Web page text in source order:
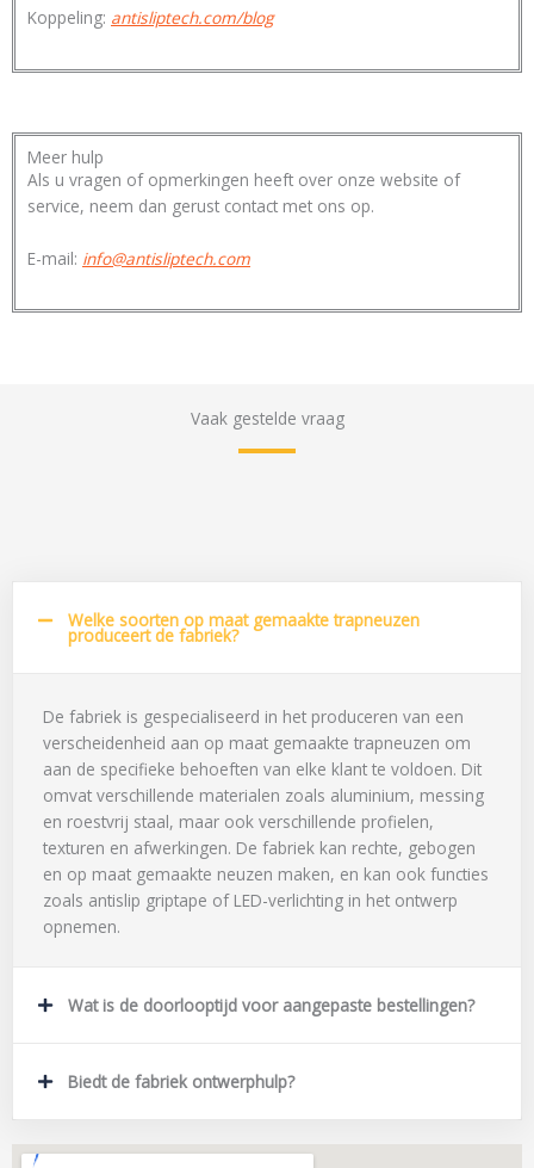
Koppeling: antisliptech.com/blog
Meer hulp
Als u vragen of opmerkingen heeft over onze website of
service, neem dan gerust contact met ons op.
E-mail: info@antisliptech.com
Vaak gestelde vraag
Welke soorten op maat gemaakte trapneuzen
produceert de fabriek?
De fabriek is gespecialiseerd in het produceren van een
verscheidenheid aan op maat gemaakte trapneuzen om
aan de specifieke behoeften van elke klant te voldoen. Dit
omvat verschillende materialen zoals aluminium, messing
en roestvrij staal, maar ook verschillende profielen,
texturen en afwerkingen. De fabriek kan rechte, gebogen
en op maat gemaakte neuzen maken, en kan ook functies
zoals antislip griptape of LED-verlichting in het ontwerp
opnemen.
Wat is de doorlooptijd voor aangepaste bestellingen?
Biedt de fabriek ontwerphulp?